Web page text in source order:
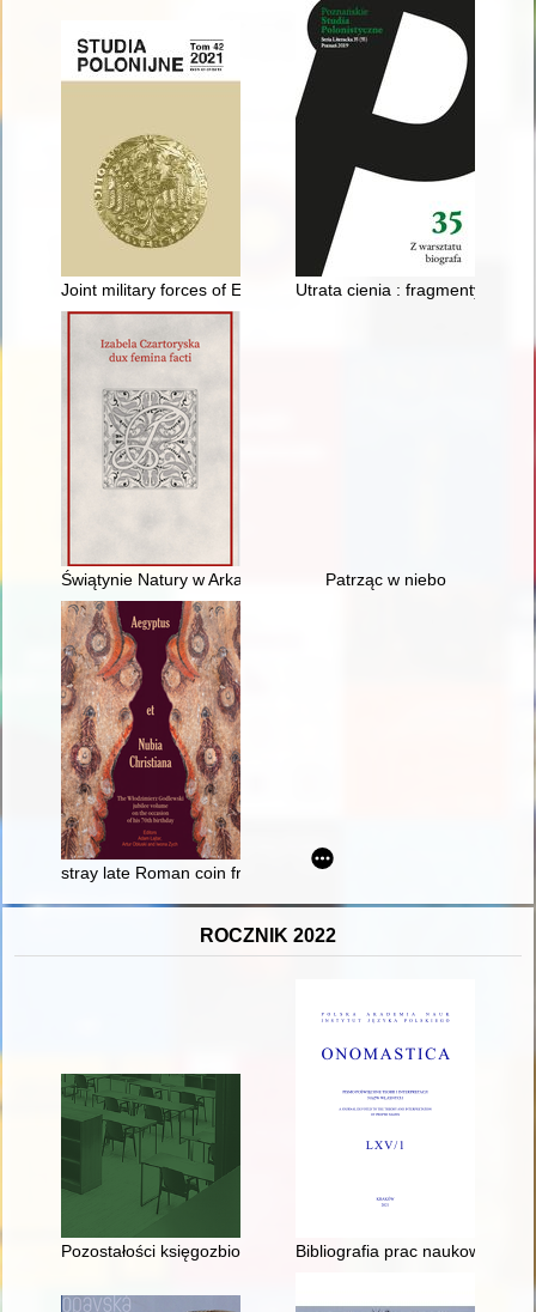
Joint military forces of East-Central Europe in the light of
Utrata cienia : fragmenty
Świątynie Natury w Arkadii i Sybilli w Puławach : klucz
Patrząc w niebo
stray late Roman coin from the Temple of Hatshepsut at Deir
ROCZNIK 2022
Pozostałości księgozbioru kardynała Bernarda
Bibliografia prac naukowych